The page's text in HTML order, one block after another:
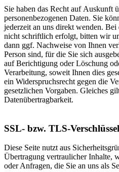
Sie haben das Recht auf Auskunft
personenbezogenen Daten. Sie
jederzeit an uns direkt wenden.
nicht schriftlich erfolgt, bitten wir
dann ggf. Nachweise von Ihnen
Person sind, für die Sie sich
auf Berichtigung oder Löschung
Verarbeitung, soweit Ihnen dies
ein Widerspruchsrecht gegen die
gesetzlichen Vorgaben. Gleiches
Datenübertragbarkeit.
SSL- bzw. TLS-
Diese Seite nutzt aus
Übertragung vertraulicher Inhalte,
oder Anfragen, die Sie an uns als